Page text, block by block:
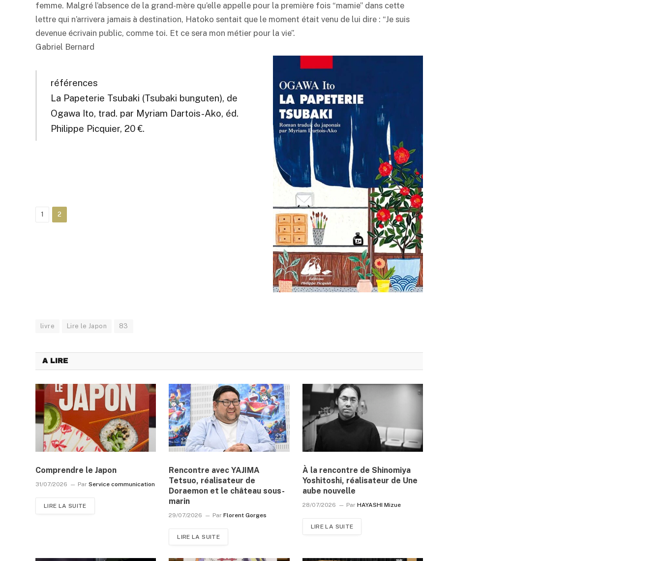
femme. Malgré l’absence de la grand-mère qu’elle appelle pour la première fois “mamie” dans cette
lettre qui n’arrivera jamais à destination, Hatoko sentait que le moment était venu de lui dire : “Je suis
devenue écrivain public, comme toi. Et ce sera mon métier pour la vie”.
Gabriel Bernard
références
La Papeterie Tsubaki (Tsubaki bunguten), de
Ogawa Ito, trad. par Myriam Dartois-Ako, éd.
Philippe Picquier, 20 €.
1 2
livre Lire le Japon 83
A LIRE
Comprendre le Japon
31/07/2026 Par Service communication
LIRE LA SUITE
Rencontre avec YAJIMA
Tetsuo, réalisateur de
Doraemon et le château sous-
marin
29/07/2026 Par Florent Gorges
LIRE LA SUITE
À la rencontre de Shinomiya
Yoshitoshi, réalisateur de Une
aube nouvelle
28/07/2026 Par HAYASHI Mizue
LIRE LA SUITE